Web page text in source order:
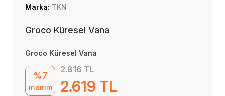
Marka: TKN
Groco Küresel Vana
Groco Küresel Vana
%7
indirim
2.816 TL
2.619 TL